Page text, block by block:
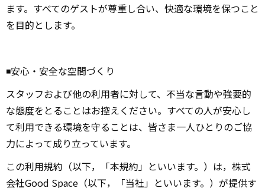
ます。すべてのゲストが尊重し合い、快適な環境を保つこと
を目的とします。
◾️安心・安全な空間づくり
スタッフおよび他の利用者に対して、不当な言動や強要的
な態度をとることはお控えください。すべての人が安心し
て利用できる環境を守ることは、皆さま一人ひとりのご協
力によって成り立っています。
この利用規約（以下，「本規約」といいます。）は，株式
会社Good Space（以下，「当社」といいます。）が提供す